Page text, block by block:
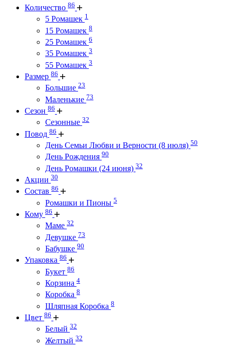
Количество 86
5 Ромашек 1
15 Ромашек 8
25 Ромашек 6
35 Ромашек 3
55 Ромашек 3
Размер 86
Большие 23
Маленькие 73
Сезон 86
Сезонные 32
Повод 86
День Семьи Любви и Верности (8 июля) 50
День Рождения 90
День Ромашки (24 июня) 32
Акции 30
Состав 86
Ромашки и Пионы 5
Кому 86
Маме 32
Девушке 73
Бабушке 90
Упаковка 86
Букет 86
Корзина 4
Коробка 8
Шляпная Коробка 8
Цвет 86
Белый 32
Желтый 32